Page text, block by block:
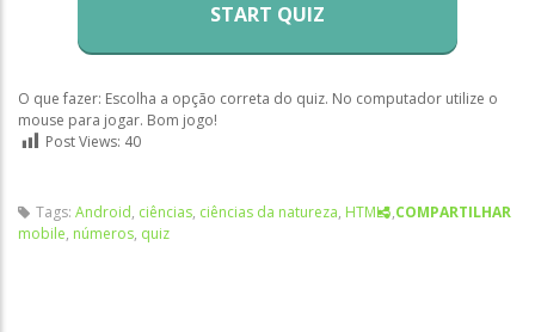
START QUIZ
O que fazer: Escolha a opção correta do quiz. No computador utilize o
mouse para jogar. Bom jogo!
Post Views: 40
Tags: Android, ciências, ciências da natureza, HTML5,
mobile, números, quiz
COMPARTILHAR